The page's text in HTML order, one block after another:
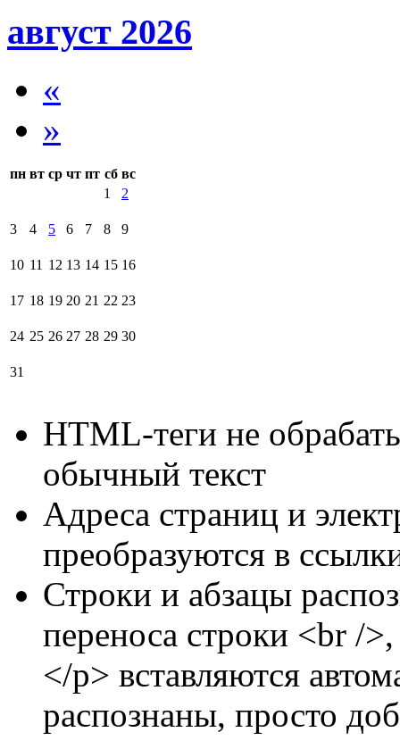
август 2026
«
»
пн вт ср чт пт сб вс
1
2
3 4 5 6 7 8 9
10 11 12 13 14 15 16
17 18 19 20 21 22 23
24 25 26 27 28 29 30
31
HTML-теги не
обычный текст
Адреса страниц и
преобразуются в
Строки и абзацы
переноса строки <br /
</p> вставляются
распознаны, просто